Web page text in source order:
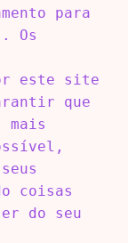
para
Os
este site
que
mais
coisas
do seu